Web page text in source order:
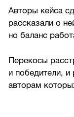
Авторы кейса
рассказали о
но баланс
Перекосы
и победители,
авторам